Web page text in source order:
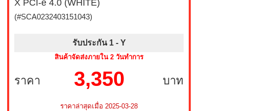
X PCI-e 4.0 (WHITE)
(#SCA0232403151043)
รับประกัน 1 - Y
สินค้าจัดส่งภายใน 2 วันทำการ
ราคา บาท
3,350
ราคาล่าสุดเมื่อ 2025-03-28